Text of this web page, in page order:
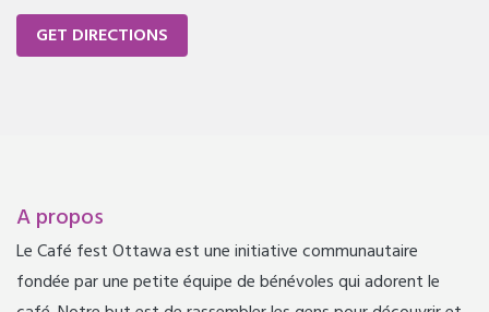
GET DIRECTIONS
A propos
Le Café fest Ottawa est une initiative communautaire
fondée par une petite équipe de bénévoles qui adorent le